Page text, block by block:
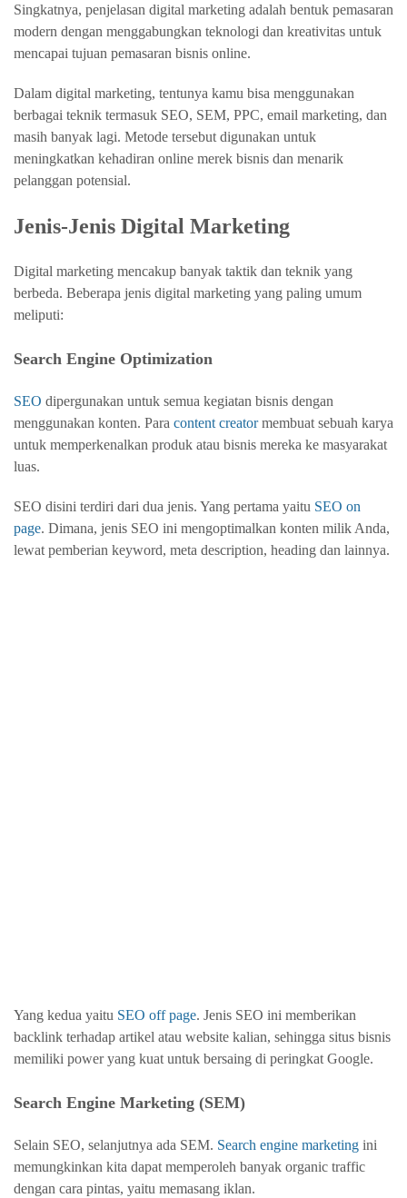
Singkatnya, penjelasan digital marketing adalah bentuk pemasaran
modern dengan menggabungkan teknologi dan kreativitas untuk
mencapai tujuan pemasaran bisnis online.
Dalam digital marketing, tentunya kamu bisa menggunakan
berbagai teknik termasuk SEO, SEM, PPC, email marketing, dan
masih banyak lagi. Metode tersebut digunakan untuk
meningkatkan kehadiran online merek bisnis dan menarik
pelanggan potensial.
Jenis-Jenis Digital Marketing
Digital marketing mencakup banyak taktik dan teknik yang
berbeda. Beberapa jenis digital marketing yang paling umum
meliputi:
Search Engine Optimization
SEO dipergunakan untuk semua kegiatan bisnis dengan
menggunakan konten. Para content creatormembuat sebuah karya
untuk memperkenalkan produk atau bisnis mereka ke masyarakat
luas.
SEO disini terdiri dari dua jenis. Yang pertama yaitu SEO on
page. Dimana, jenis SEO ini mengoptimalkan konten milik Anda,
lewat pemberian keyword, meta description, heading dan lainnya.
Yang kedua yaitu SEO off page. Jenis SEO ini memberikan
backlink terhadap artikel atau website kalian, sehingga situs bisnis
memiliki power yang kuat untuk bersaing di peringkat Google.
Search Engine Marketing (SEM)
Selain SEO, selanjutnya ada SEM. Search engine marketing ini
memungkinkan kita dapat memperoleh banyak organic traffic
dengan cara pintas, yaitu memasang iklan.